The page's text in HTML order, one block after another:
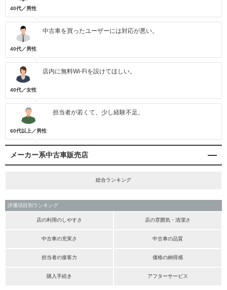
40代／男性
40代／男性
中古車を買ったユーザーには対応が悪い。
40代／女性
店内に無料Wi-Fiを設けてほしい。
60代以上／男性
担当者が若くて、少し経験不足。
メーカー系中古車販売店
総合ランキング
評価項目別ランキング
店の利用のしやすさ 店の雰囲気・清潔さ
中古車の充実さ 中古車の品質
担当者の接客力 価格の納得感
購入手続き アフターサービス